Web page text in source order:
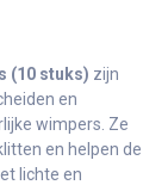
(10 stuks) zijn
en
wimpers. Ze
en helpen de
lichte en